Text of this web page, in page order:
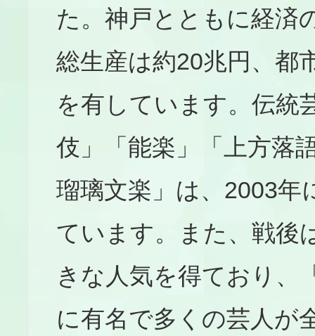
た。神戸とともに経済
総生産は約20兆円、都
を有しています。伝統
伎」「能楽」「上方落
瑠璃文楽」は、2003年
ています。また、戦後
きな人気を得ており、
に有名で多くの芸人が